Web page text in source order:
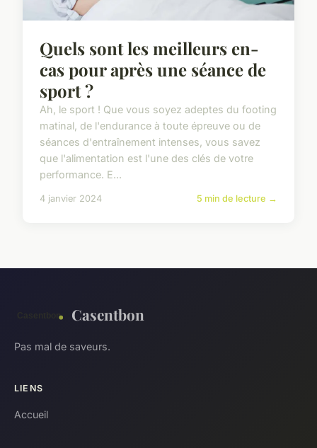
Quels sont les meilleurs en-
cas pour après une séance de
sport ?
Ah, le sport ! Que vous soyez adeptes du footing
matinal, de l'endurance à toute épreuve ou de
séances d'entraînement intenses, vous savez
que l'alimentation est l'une des clés de votre
performance. E...
4 janvier 2024 5 min de lecture →
Casentbon
Pas mal de saveurs.
LIENS
Accueil